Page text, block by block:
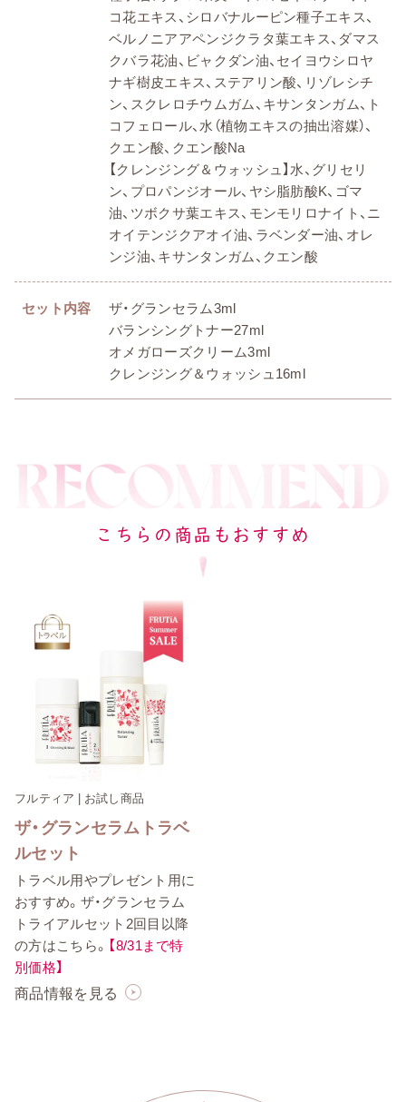
コ花エキス、シロバナルーピン種子エキス、
ベルノニアアペンジクラタ葉エキス、ダマス
クバラ花油、ビャクダン油、セイヨウシロヤ
ナギ樹皮エキス、ステアリン酸、リゾレシチ
ン、スクレロチウムガム、キサンタンガム、ト
コフェロール、水（植物エキスの抽出溶媒）、
クエン酸、クエン酸Na
【クレンジング＆ウォッシュ】水、グリセリ
ン、プロパンジオール、ヤシ脂肪酸K、ゴマ
油、ツボクサ葉エキス、モンモリロナイト、ニ
オイテンジクアオイ油、ラベンダー油、オレ
ンジ油、キサンタンガム、クエン酸
セット内容
ザ・グランセラム3ml
バランシングトナー27ml
オメガローズクリーム3ml
クレンジング＆ウォッシュ16ml
こちらの商品もおすすめ
フルティア | お試し商品
ザ・グランセラムトラベ
ルセット
トラベル用やプレゼント用に
おすすめ。ザ・グランセラム
トライアルセット2回目以降
の方はこちら。 【8/31まで特
別価格】
商品情報を見る